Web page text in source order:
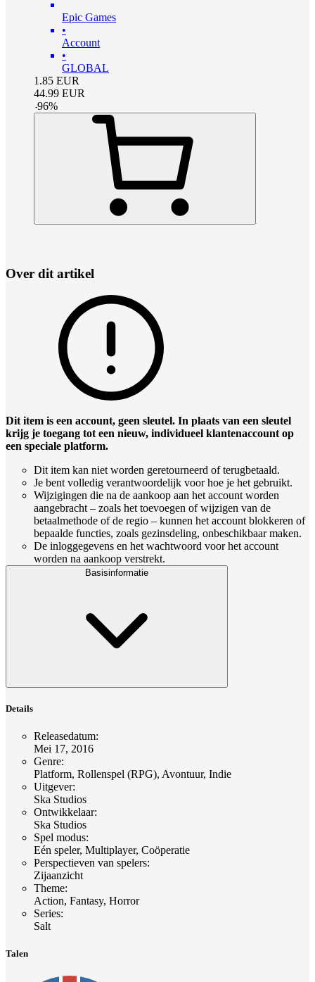
Epic Games
•
Account
•
GLOBAL
1.85 EUR
44.99 EUR
-96%
Over dit artikel
Dit item is een account, geen sleutel. In plaats van een sleutel
krijg je toegang tot een nieuw, individueel klantenaccount op
een speciale platform.
Dit item kan niet worden geretourneerd of terugbetaald.
Je bent volledig verantwoordelijk voor hoe je het gebruikt.
Wijzigingen die na de aankoop aan het account worden
aangebracht – zoals het toevoegen of wijzigen van de
betaalmethode of de regio – kunnen het account blokkeren of
bepaalde functies, zoals gezinsdeling, onbeschikbaar maken.
De inloggegevens en het wachtwoord voor het account
worden na aankoop verstrekt.
Basisinformatie
Details
Releasedatum:
Mei 17, 2016
Genre:
Platform, Rollenspel (RPG), Avontuur, Indie
Uitgever:
Ska Studios
Ontwikkelaar:
Ska Studios
Spel modus:
Eén speler, Multiplayer, Coöperatie
Perspectieven van spelers:
Zijaanzicht
Theme:
Action, Fantasy, Horror
Series:
Salt
Talen